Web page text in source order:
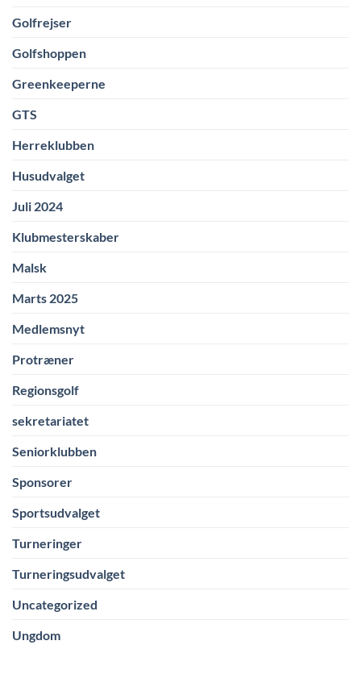
Golfrejser
Golfshoppen
Greenkeeperne
GTS
Herreklubben
Husudvalget
Juli 2024
Klubmesterskaber
Malsk
Marts 2025
Medlemsnyt
Protræner
Regionsgolf
sekretariatet
Seniorklubben
Sponsorer
Sportsudvalget
Turneringer
Turneringsudvalget
Uncategorized
Ungdom